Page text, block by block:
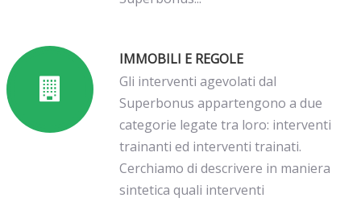
IMMOBILI E REGOLE
Gli interventi agevolati dal
Superbonus appartengono a due
categorie legate tra loro: interventi
trainanti ed interventi trainati.
Cerchiamo di descrivere in maniera
sintetica quali interventi